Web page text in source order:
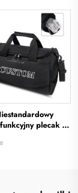
odzież
do piłki nożnej,
uniformy drużyn
piłkarskich
plecak o
siłowni dla kobiet
typu duffel do